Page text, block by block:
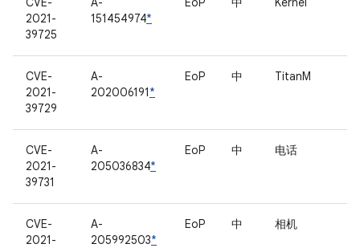
2021-
39725
151454974*
CVE-
2021-
39729
A-
202006191*
EoP 中 TitanM
CVE-
2021-
39731
A-
205036834*
EoP 中 电话
CVE-
2021-
A-
205992503*
EoP 中 相机